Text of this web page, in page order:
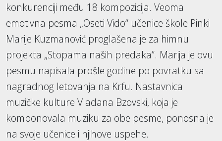
konkurenciji među 18 kompozicija. Veoma
emotivna pesma „Oseti Vido“ učenice škole Pinki
Marije Kuzmanović proglašena je za himnu
projekta „Stopama naših predaka“. Marija je ovu
pesmu napisala prošle godine po povratku sa
nagradnog letovanja na Krfu. Nastavnica
muzičke kulture Vladana Bzovski, koja je
komponovala muziku za obe pesme, ponosna je
na svoje učenice i njihove uspehe.